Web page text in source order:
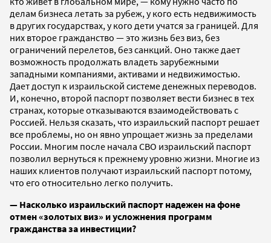
делам бизнеса летать за рубеж, у кого есть недвижимость
в других государствах, у кого дети учатся за границей. Для
них второе гражданство — это жизнь без виз, без
ограничений перелетов, без санкций. Оно также дает
возможность продолжать владеть зарубежными
западными компаниями, активами и недвижимостью.
Дает доступ к израильской системе денежных переводов.
И, конечно, второй паспорт позволяет вести бизнес в тех
странах, которые отказываются взаимодействовать с
Россией. Нельзя сказать, что израильский паспорт решает
все проблемы, но он явно упрощает жизнь за пределами
России. Многим после начала СВО израильский паспорт
позволил вернуться к прежнему уровню жизни. Многие из
наших клиентов получают израильский паспорт потому,
что его относительно легко получить.
— Насколько израильский паспорт надежен на фоне
отмен «золотых виз» и усложнения программ
гражданства за инвестиции?